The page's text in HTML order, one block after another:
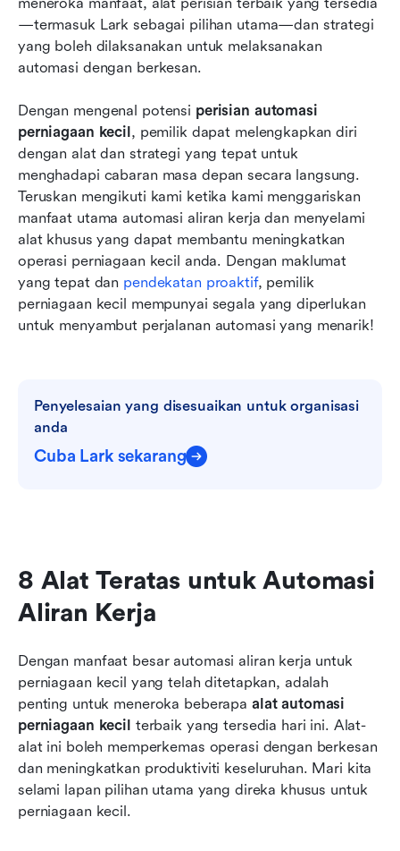
—termasuk Lark sebagai pilihan utama—dan strategi
yang boleh dilaksanakan untuk melaksanakan
automasi dengan berkesan.
Dengan mengenal potensi perisian automasi
perniagaan kecil, pemilik dapat melengkapkan diri
dengan alat dan strategi yang tepat untuk
menghadapi cabaran masa depan secara langsung.
Teruskan mengikuti kami ketika kami menggariskan
manfaat utama automasi aliran kerja dan menyelami
alat khusus yang dapat membantu meningkatkan
operasi perniagaan kecil anda. Dengan maklumat
yang tepat dan pendekatan proaktif, pemilik
perniagaan kecil mempunyai segala yang diperlukan
untuk menyambut perjalanan automasi yang menarik!
Penyelesaian yang disesuaikan untuk organisasi
anda
Cuba Lark sekarang
8 Alat Teratas untuk Automasi
Aliran Kerja
Dengan manfaat besar automasi aliran kerja untuk
perniagaan kecil yang telah ditetapkan, adalah
penting untuk meneroka beberapa alat automasi
perniagaan kecil terbaik yang tersedia hari ini. Alat-
alat ini boleh memperkemas operasi dengan berkesan
dan meningkatkan produktiviti keseluruhan. Mari kita
selami lapan pilihan utama yang direka khusus untuk
perniagaan kecil.